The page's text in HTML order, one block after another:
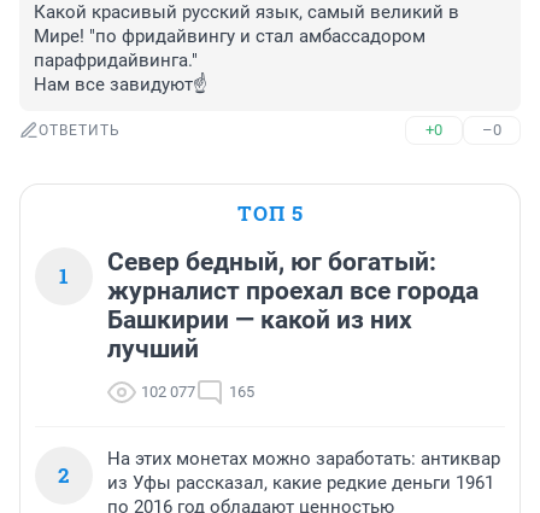
Какой красивый русский язык, самый великий в
Мире! "по фридайвингу и стал амбассадором
парафридайвинга."
Нам все завидуют☝️
ОТВЕТИТЬ +0 –0
ТОП 5
1
Север бедный, юг богатый:
журналист проехал все города
Башкирии — какой из них
лучший
102 077 165
2
На этих монетах можно заработать: антиквар
из Уфы рассказал, какие редкие деньги 1961
по 2016 год обладают ценностью